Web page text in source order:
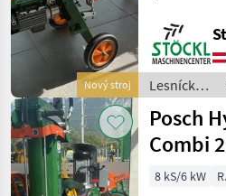
Nový stroj
Autospeed
das Gerät
optimale
Klappe
Lesnícke a
drevárske
stroje /
Posch
Posch
Combi
Tonnen
8 kS/6 kW